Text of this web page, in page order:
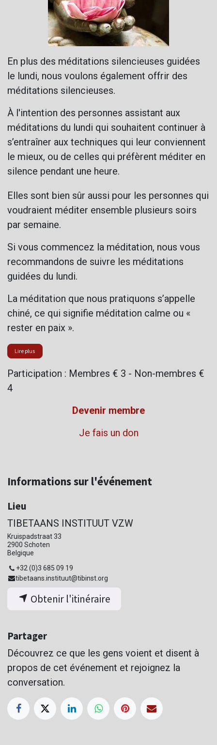
En plus des méditations silencieuses guidées
le lundi, nous voulons également offrir des
méditations silencieuses.
À l'intention des personnes assistant aux
méditations du lundi qui souhaitent continuer à
s’entraîner aux techniques qui leur conviennent
le mieux, ou de celles qui préfèrent méditer en
silence pendant une heure.
Elles sont bien sûr aussi pour les personnes qui
voudraient méditer ensemble plusieurs soirs
par semaine.
Si vous commencez la méditation, nous vous
recommandons de suivre les méditations
guidées du lundi.
La méditation que nous pratiquons s’appelle
chiné, ce qui signifie méditation calme ou «
rester en paix ».
Lire plus
Participation : Membres € 3 - Non-membres €
4
Devenir membre
Je fais un don
Informations sur l'événement
Lieu
TIBETAANS INSTITUUT VZW
Kruispadstraat 33
2900 Schoten
Belgique
+32 (0)3 685 09 19
tibetaans.instituut@tibinst.org
Obtenir l'itinéraire
Partager
Découvrez ce que les gens voient et disent à
propos de cet événement et rejoignez la
conversation.